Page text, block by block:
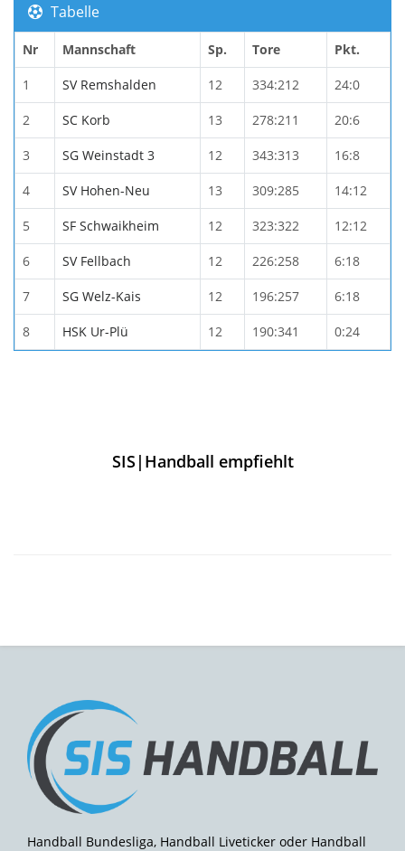
Tabelle
Nr Mannschaft Sp. Tore Pkt.
1 SV Remshalden 12 334:212 24:0
2 SC Korb 13 278:211 20:6
3 SG Weinstadt 3 12 343:313 16:8
4 SV Hohen-Neu 13 309:285 14:12
5 SF Schwaikheim 12 323:322 12:12
6 SV Fellbach 12 226:258 6:18
7 SG Welz-Kais 12 196:257 6:18
8 HSK Ur-Plü 12 190:341 0:24
SIS|Handball empfiehlt
Handball Bundesliga, Handball Liveticker oder Handball